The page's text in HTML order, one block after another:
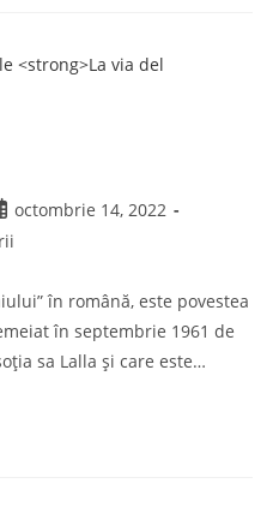
octombrie 14, 2022
în română, este povestea
în septembrie 1961 de
sa Lalla și care este…